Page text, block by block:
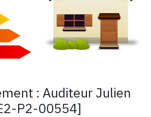
: Auditeur Julien
P2-00554]